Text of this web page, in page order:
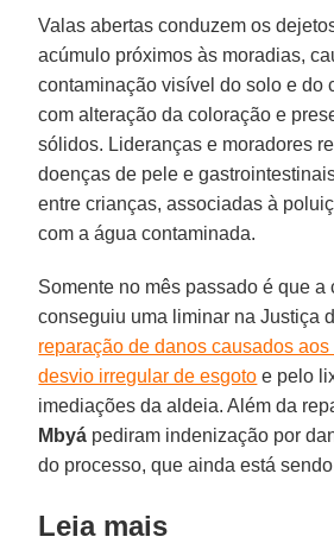
Valas abertas conduzem os
acúmulo próximos às moradias,
contaminação visível do solo e do
com alteração da coloração e
sólidos. Lideranças e moradores
doenças de pele e
entre crianças, associadas à
com a água contaminada.
Somente no mês passado é que a
conseguiu uma liminar na Justiça
reparação de danos causados
desvio irregular de esgoto e pelo
imediações da aldeia. Além da
Mbyá pediram indenização por
do processo, que ainda está
Leia mais